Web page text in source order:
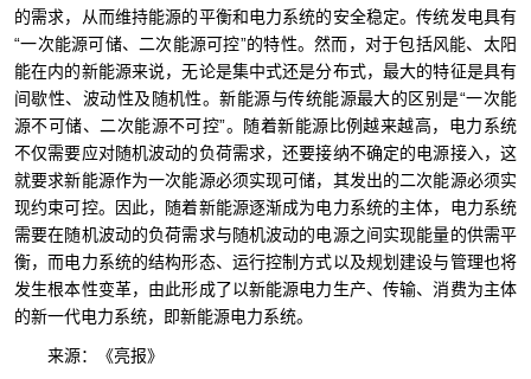
的需求，从而维持能源的平衡和电力系统的安全稳定。传统发电具有
“一次能源可储、二次能源可控”的特性。然而，对于包括风能、太阳
能在内的新能源来说，无论是集中式还是分布式，最大的特征是具有
间歇性、波动性及随机性。新能源与传统能源最大的区别是“一次能
源不可储、二次能源不可控”。随着新能源比例越来越高，电力系统
不仅需要应对随机波动的负荷需求，还要接纳不确定的电源接入，这
就要求新能源作为一次能源必须实现可储，其发出的二次能源必须实
现约束可控。因此，随着新能源逐渐成为电力系统的主体，电力系统
需要在随机波动的负荷需求与随机波动的电源之间实现能量的供需平
衡，而电力系统的结构形态、运行控制方式以及规划建设与管理也将
发生根本性变革，由此形成了以新能源电力生产、传输、消费为主体
的新一代电力系统，即新能源电力系统。
来源：《亮报》